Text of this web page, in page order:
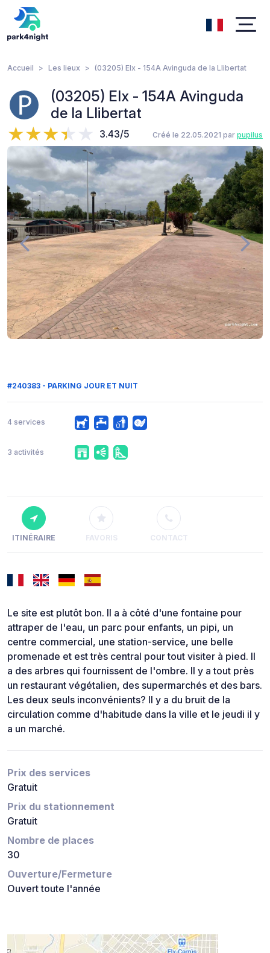
Accueil Les lieux (03205) Elx - 154A Avinguda de la Llibertat
(03205) Elx - 154A Avinguda
de la Llibertat
3.43/5 Créé le 22.05.2021 par pupilus
#240383 - PARKING JOUR ET NUIT
4 services
3 activités
ITINÉRAIRE FAVORIS CONTACT
Le site est plutôt bon. Il a à côté d'une fontaine pour
attraper de l'eau, un parc pour enfants, un pipi, un
centre commercial, une station-service, une belle
promenade et est très central pour tout visiter à pied. Il
a des arbres qui fournissent de l'ombre. Il y a tout près
un restaurant végétalien, des supermarchés et des bars.
Les deux seuls inconvénients? Il y a du bruit de la
circulation comme d'habitude dans la ville et le jeudi il y
a un marché.
Prix des services
Gratuit
Prix du stationnement
Gratuit
Nombre de places
30
Ouverture/Fermeture
Ouvert toute l'année